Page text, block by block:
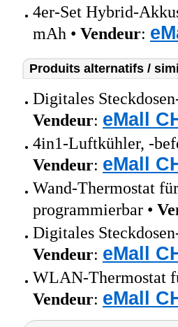
4er-Set Hybrid-
mAh • Vendeur:
Produits alternatifs /
Digitales
Vendeur: eMall
4in1-Luftkühler, -
Vendeur: eMall
Wand-Thermostat
programmierbar •
Digitales
Vendeur: eMall
WLAN-Thermostat
Vendeur: eMall